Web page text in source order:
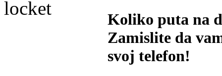
Koliko puta na
Zamislite da
svoj telefon!